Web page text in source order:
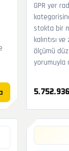
GPR yer
stokta bir
kalıntısı
ölçümü
yorumuyla